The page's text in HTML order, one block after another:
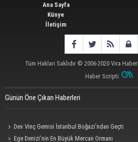
Ana Sayfa
Künye
İletişim
Tüm Hakları Saklıdır © 2006-2020 Vira Haber
Haber Scripti
Günün Öne Çıkan Haberleri
Dev Vinç Gemisi İstanbul Boğazı'ndan Geçti
Ege Denizi’nin En Büyük Mercan Ormanı